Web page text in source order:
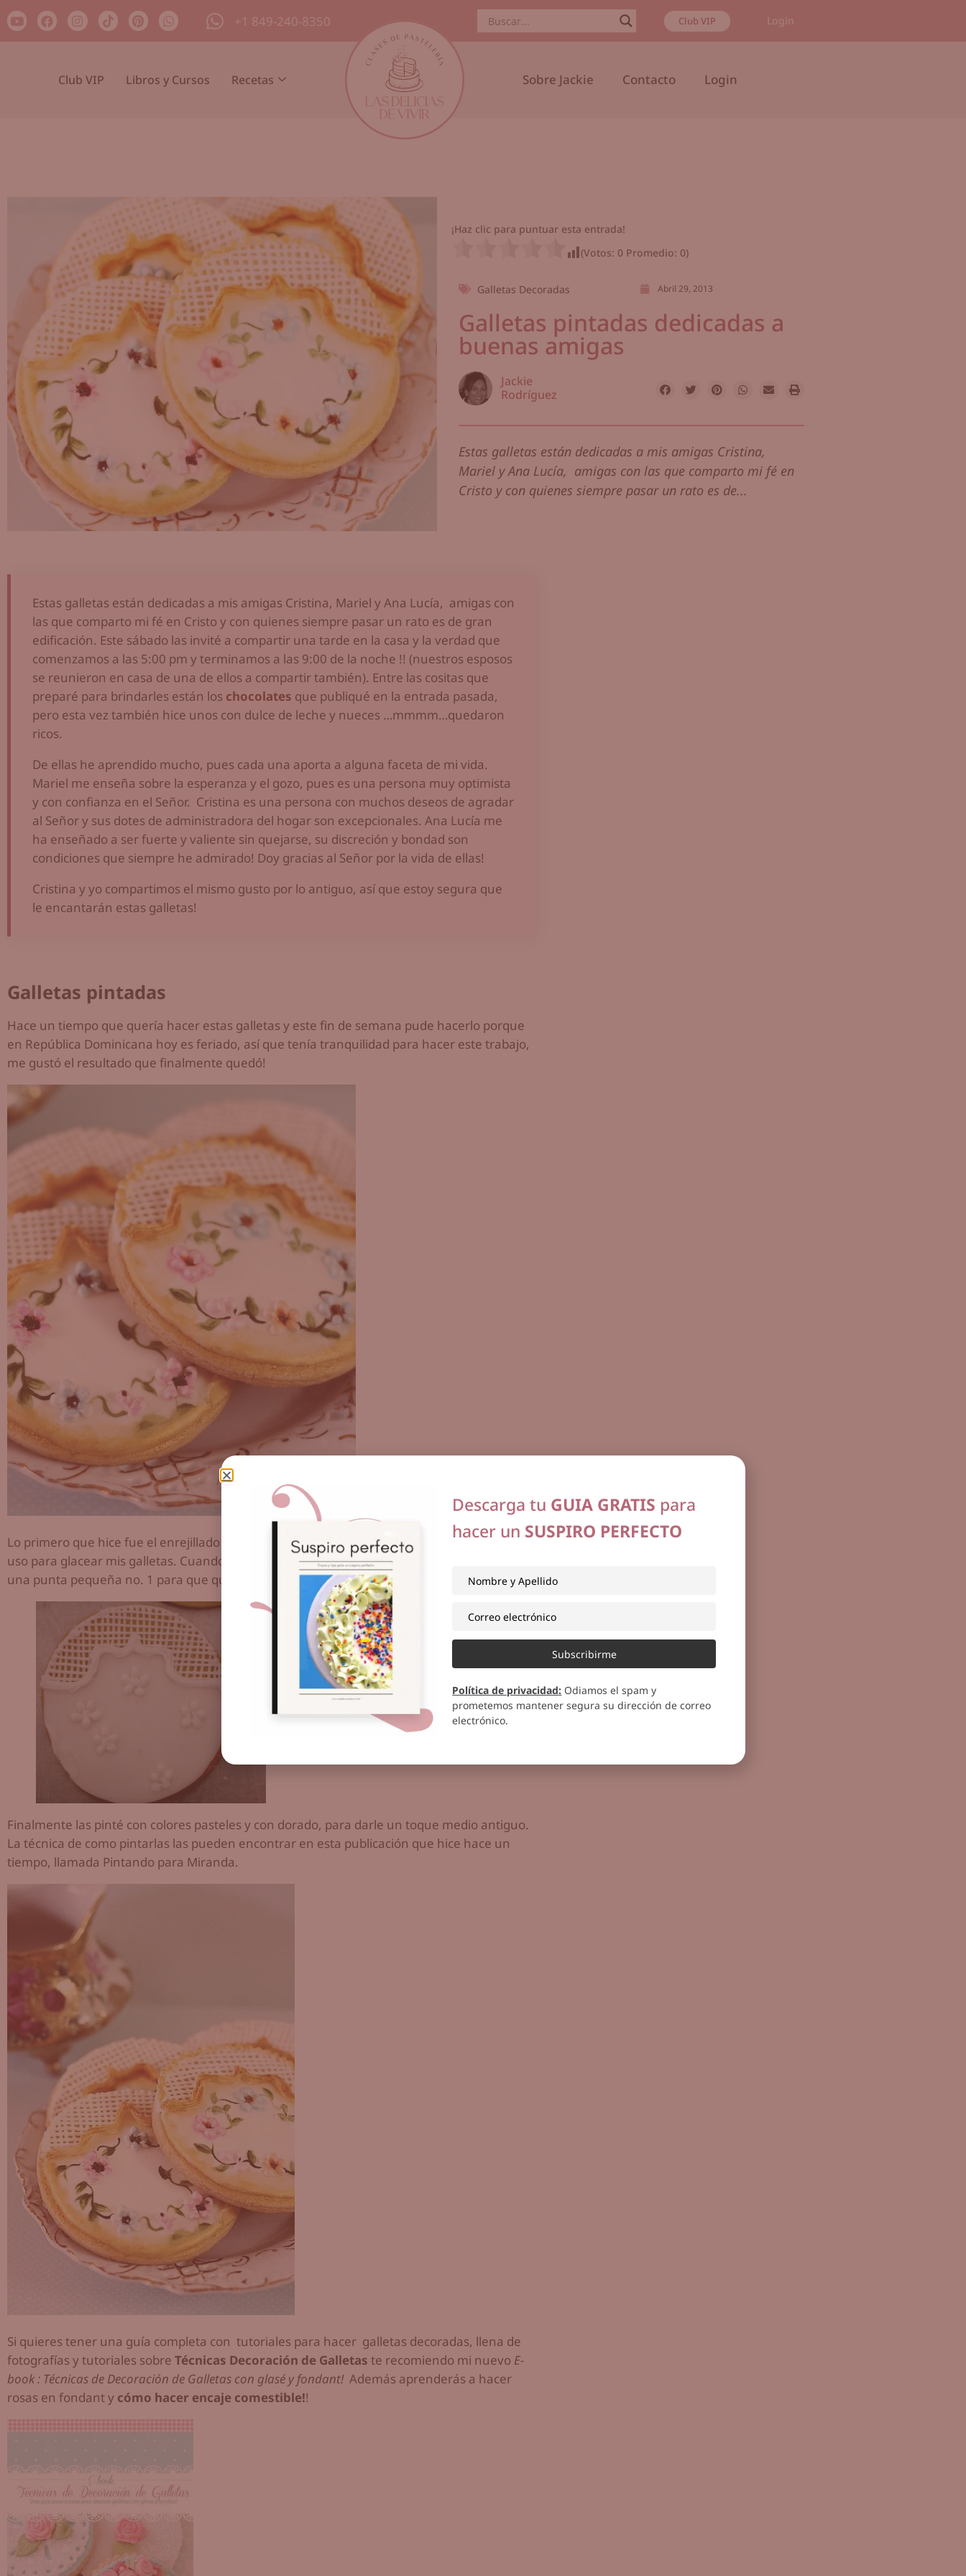
+1 849-240-8350 Club VIP Login
Club VIP Libros y Cursos Recetas Sobre Jackie Contacto Login
¡Haz clic para puntuar esta entrada!
(Votos: 0 Promedio: 0)
Galletas Decoradas Abril 29, 2013
Galletas pintadas dedicadas a
buenas amigas
Jackie
Rodríguez
Estas galletas están dedicadas a mis amigas Cristina,
Mariel y Ana Lucía, amigas con las que comparto mi fé en
Cristo y con quienes siempre pasar un rato es de...
Estas galletas están dedicadas a mis amigas Cristina, Mariel y Ana Lucía, amigas con
las que comparto mi fé en Cristo y con quienes siempre pasar un rato es de gran
edificación. Este sábado las invité a compartir una tarde en la casa y la verdad que
comenzamos a las 5:00 pm y terminamos a las 9:00 de la noche !! (nuestros esposos
se reunieron en casa de una de ellos a compartir también). Entre las cositas que
preparé para brindarles están los chocolates que publiqué en la entrada pasada,
pero esta vez también hice unos con dulce de leche y nueces …mmmm…quedaron
ricos.
De ellas he aprendido mucho, pues cada una aporta a alguna faceta de mi vida.
Mariel me enseña sobre la esperanza y el gozo, pues es una persona muy optimista
y con confianza en el Señor. Cristina es una persona con muchos deseos de agradar
al Señor y sus dotes de administradora del hogar son excepcionales. Ana Lucía me
ha enseñado a ser fuerte y valiente sin quejarse, su discreción y bondad son
condiciones que siempre he admirado! Doy gracias al Señor por la vida de ellas!
Cristina y yo compartimos el mismo gusto por lo antiguo, así que estoy segura que
le encantarán estas galletas!
Galletas pintadas
Hace un tiempo que quería hacer estas galletas y este fin de semana pude hacerlo porque
en República Dominicana hoy es feriado, así que tenía tranquilidad para hacer este trabajo,
me gustó el resultado que finalmente quedó!
Lo primero que hice fue el enrejillado y luego el glaceado blanco, con la recetaque siempre
uso para glacear mis galletas. Cuando estuvo seca entonces le deposité las florecistas con
una punta pequeña no. 1 para que quedara en relieve.
Finalmente las pinté con colores pasteles y con dorado, para darle un toque medio antiguo.
La técnica de como pintarlas las pueden encontrar en esta publicación que hice hace un
tiempo, llamada Pintando para Miranda.
Si quieres tener una guía completa con tutoriales para hacer galletas decoradas, llena de
fotografías y tutoriales sobre Técnicas Decoración de Galletas te recomiendo mi nuevo E-
book : Técnicas de Decoración de Galletas con glasé y fondant! Además aprenderás a hacer
rosas en fondant y cómo hacer encaje comestible!!
Descarga tu GUIA GRATIS para
hacer un SUSPIRO PERFECTO
Subscribirme
Política de privacidad: Odiamos el spam y
prometemos mantener segura su dirección de correo
electrónico.